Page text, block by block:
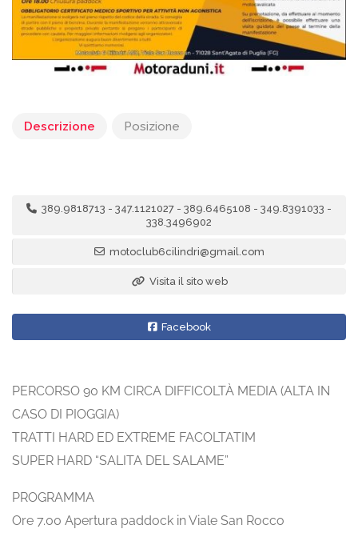
Descrizione Posizione
389.9818713 - 347.1121027 - 389.6465108 - 349.8391033 -
338.3496902
motoclub6cilindri@gmail.com
Visita il sito web
Facebook
PERCORSO 90 KM CIRCA DIFFICOLTÀ MEDIA (ALTA IN
CASO DI PIOGGIA)
TRATTI HARD ED EXTREME FACOLTATIM
SUPER HARD “SALITA DEL SALAME”
PROGRAMMA
Ore 7.00 Apertura paddock in Viale San Rocco